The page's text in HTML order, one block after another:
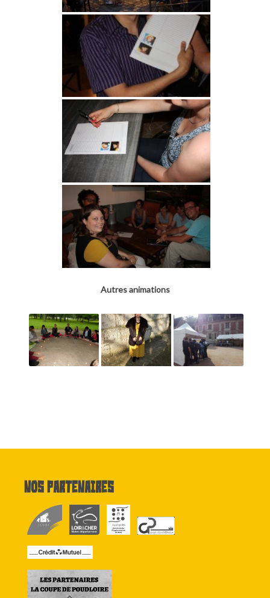
Autres animations
Nos partenaires